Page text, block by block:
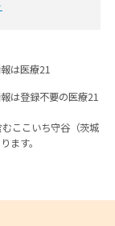
は医療21
は登録不要の医療21
ここいち守谷（茨城
ます。